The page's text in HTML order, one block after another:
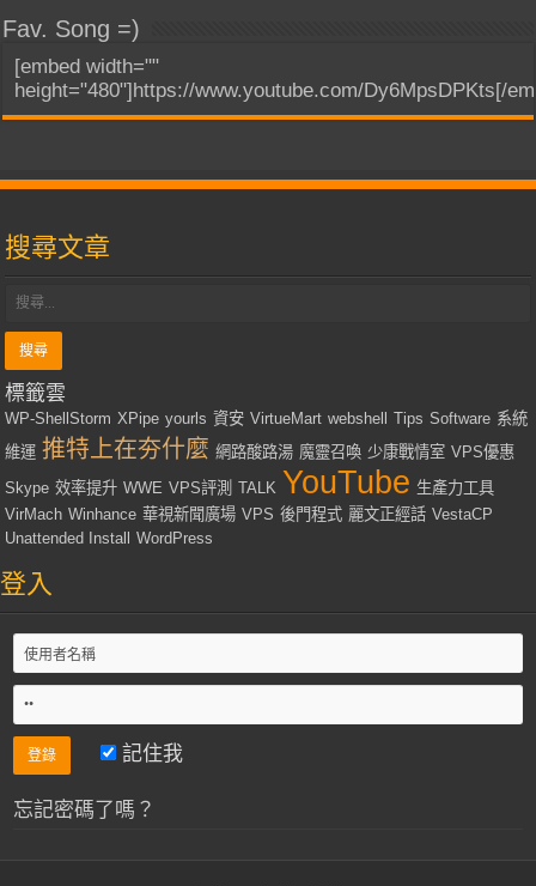
Fav. Song =)
[embed width=""
height="480"]https://www.youtube.com/Dy6MpsDPKts[/
搜尋文章
標籤雲
WP-ShellStorm XPipe yourls 資安 VirtueMart webshell Tips Software 系統
維運 推特上在夯什麼 網路酸路湯 魔靈召喚 少康戰情室 VPS優惠
Skype 效率提升 WWE VPS評測 TALK YouTube 生產力工具
VirMach Winhance 華視新聞廣場 VPS 後門程式 麗文正經話 VestaCP
Unattended Install
WordPress
登入
記住我
忘記密碼了嗎？